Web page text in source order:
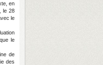
en
le 28
le
le
de
des